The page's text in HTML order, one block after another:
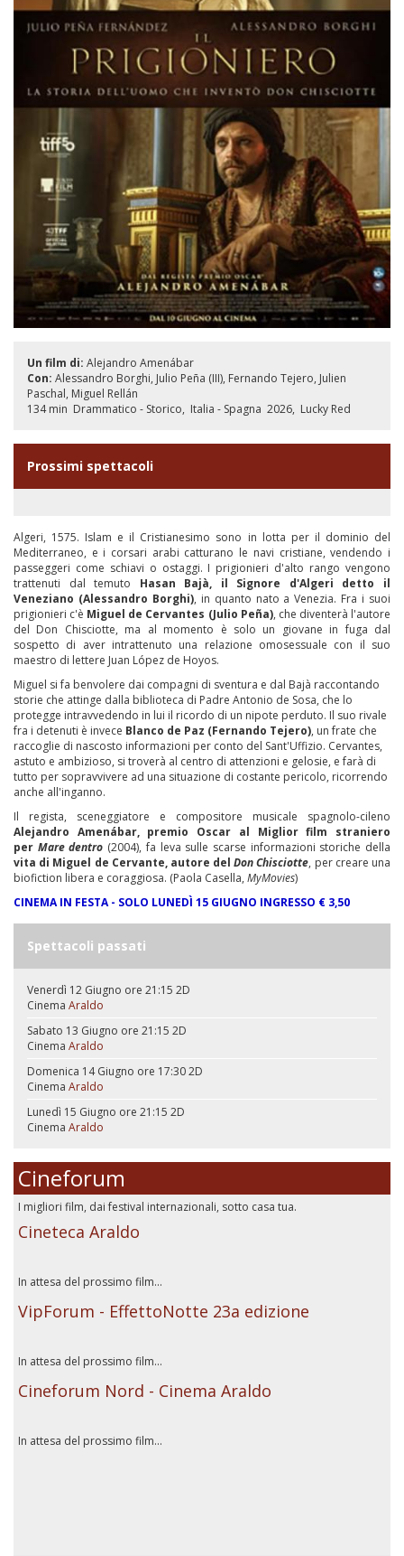
Un film di: Alejandro Amenábar
Con: Alessandro Borghi Julio Peña (III) Fernando Tejero Julien
Paschal Miguel Rellán
134 min Drammatico - Storico Italia - Spagna 2026 Lucky Red
Prossimi spettacoli
Algeri, 1575. Islam e il Cristianesimo sono in lotta per il dominio del
Mediterraneo, e i corsari arabi catturano le navi cristiane, vendendo i
passeggeri come schiavi o ostaggi. I prigionieri d'alto rango vengono
trattenuti dal temuto Hasan Bajà, il Signore d'Algeri detto il
Veneziano (Alessandro Borghi), in quanto nato a Venezia. Fra i suoi
prigionieri c'è Miguel de Cervantes (Julio Peña), che diventerà l'autore
del Don Chisciotte, ma al momento è solo un giovane in fuga dal
sospetto di aver intrattenuto una relazione omosessuale con il suo
maestro di lettere Juan López de Hoyos.
Miguel si fa benvolere dai compagni di sventura e dal Bajà raccontando
storie che attinge dalla biblioteca di Padre Antonio de Sosa, che lo
protegge intravvedendo in lui il ricordo di un nipote perduto. Il suo rivale
fra i detenuti è invece Blanco de Paz (Fernando Tejero), un frate che
raccoglie di nascosto informazioni per conto del Sant'Uffizio. Cervantes,
astuto e ambizioso, si troverà al centro di attenzioni e gelosie, e farà di
tutto per sopravvivere ad una situazione di costante pericolo, ricorrendo
anche all'inganno.
Il regista, sceneggiatore e compositore musicale spagnolo-cileno
Alejandro Amenábar, premio Oscar al Miglior film straniero
per Mare dentro (2004), fa leva sulle scarse informazioni storiche della
vita di Miguel de Cervante, autore delDon Chisciotte, per creare una
biofiction libera e coraggiosa. (Paola Casella, MyMovies)
CINEMA IN FESTA - SOLO LUNEDÌ 15 GIUGNO INGRESSO € 3,50
Spettacoli passati
Venerdì 12 Giugno ore 21:15 2D
Cinema Araldo
Sabato 13 Giugno ore 21:15 2D
Cinema Araldo
Domenica 14 Giugno ore 17:302D
Cinema Araldo
Lunedì 15 Giugno ore 21:15 2D
Cinema Araldo
Cineforum
I migliori film, dai festival internazionali, sotto casa tua.
Cineteca Araldo
In attesa del prossimo film...
VipForum - EffettoNotte 23a edizione
In attesa del prossimo film...
Cineforum Nord - Cinema Araldo
In attesa del prossimo film...